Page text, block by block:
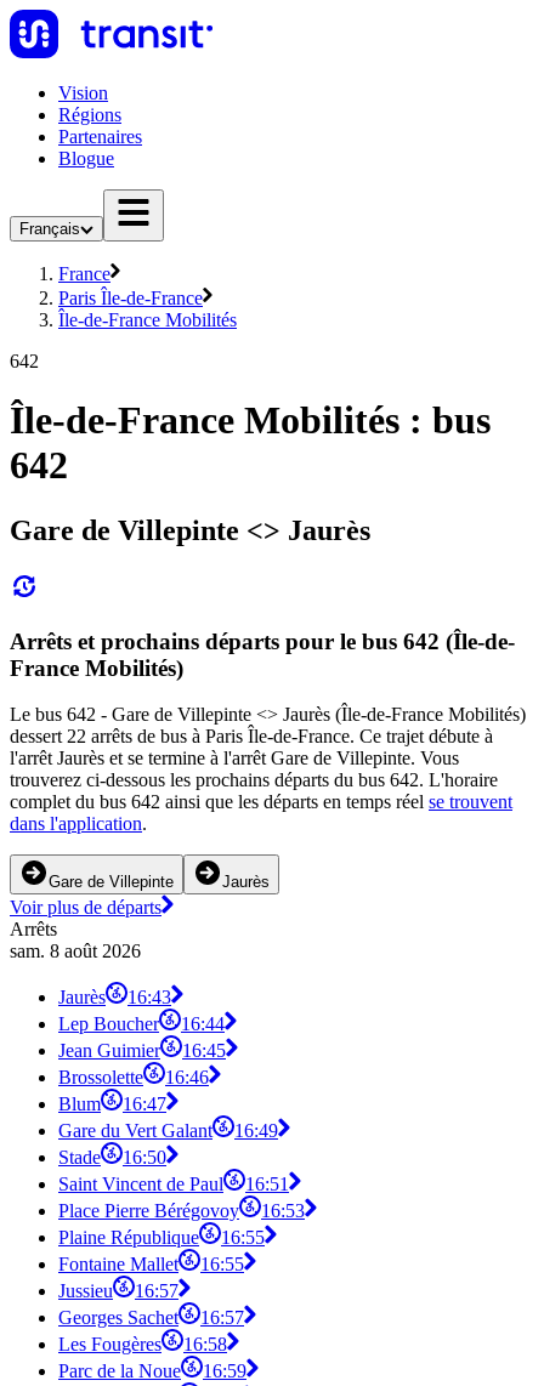
Vision
Régions
Partenaires
Blogue
Français
France
Paris Île-de-France
Île-de-France Mobilités
642
Île-de-France Mobilités : bus
642
Gare de Villepinte <> Jaurès
Arrêts et prochains départs pour le bus 642 (Île-de-
France Mobilités)
Le bus 642 - Gare de Villepinte <> Jaurès (Île-de-France Mobilités)
dessert 22 arrêts de bus à Paris Île-de-France. Ce trajet débute à
l'arrêt Jaurès et se termine à l'arrêt Gare de Villepinte. Vous
trouverez ci-dessous les prochains départs du bus 642. L'horaire
complet du bus 642 ainsi que les départs en temps réel se trouvent
dans l'application.
Gare de Villepinte Jaurès
Voir plus de départs
Arrêts
sam. 8 août 2026
Jaurès
16:43
Lep Boucher
16:44
Jean Guimier
16:45
Brossolette
16:46
Blum
16:47
Gare du Vert Galant
16:49
Stade
16:50
Saint Vincent de Paul
16:51
Place Pierre Bérégovoy
16:53
Plaine République
16:55
Fontaine Mallet
16:55
Jussieu
16:57
Georges Sachet
16:57
Les Fougères
16:58
Parc de la Noue
16:59